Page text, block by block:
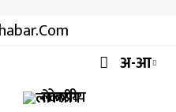
अ-आ
लोकप्रीय